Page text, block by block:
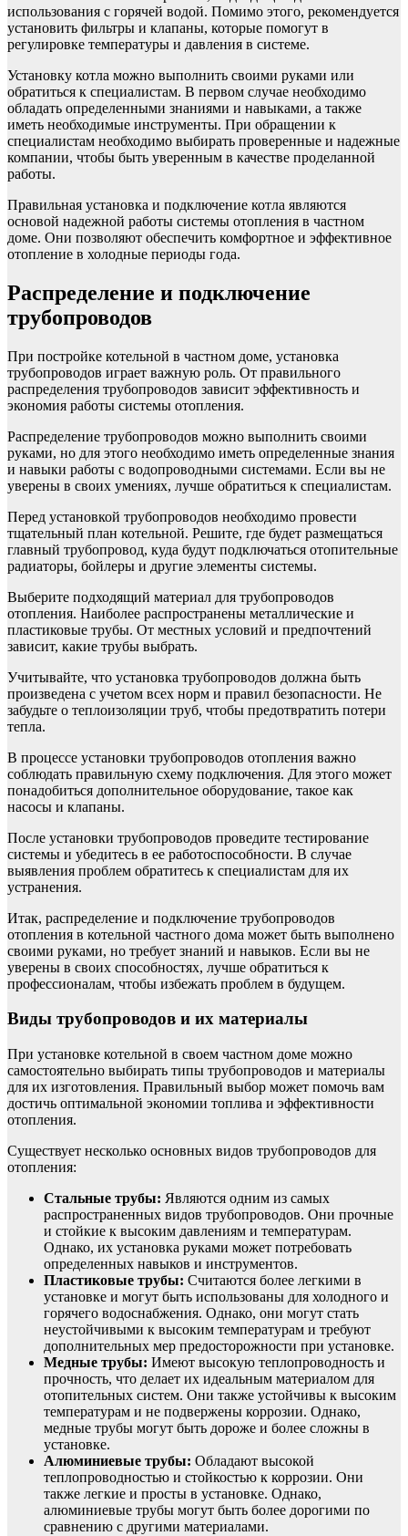
использования с горячей водой. Помимо этого, рекомендуется
установить фильтры и клапаны, которые помогут в
регулировке температуры и давления в системе.
Установку котла можно выполнить своими руками или
обратиться к специалистам. В первом случае необходимо
обладать определенными знаниями и навыками, а также
иметь необходимые инструменты. При обращении к
специалистам необходимо выбирать проверенные и надежные
компании, чтобы быть уверенным в качестве проделанной
работы.
Правильная установка и подключение котла являются
основой надежной работы системы отопления в частном
доме. Они позволяют обеспечить комфортное и эффективное
отопление в холодные периоды года.
Распределение и подключение
трубопроводов
При постройке котельной в частном доме, установка
трубопроводов играет важную роль. От правильного
распределения трубопроводов зависит эффективность и
экономия работы системы отопления.
Распределение трубопроводов можно выполнить своими
руками, но для этого необходимо иметь определенные знания
и навыки работы с водопроводными системами. Если вы не
уверены в своих умениях, лучше обратиться к специалистам.
Перед установкой трубопроводов необходимо провести
тщательный план котельной. Решите, где будет размещаться
главный трубопровод, куда будут подключаться отопительные
радиаторы, бойлеры и другие элементы системы.
Выберите подходящий материал для трубопроводов
отопления. Наиболее распространены металлические и
пластиковые трубы. От местных условий и предпочтений
зависит, какие трубы выбрать.
Учитывайте, что установка трубопроводов должна быть
произведена с учетом всех норм и правил безопасности. Не
забудьте о теплоизоляции труб, чтобы предотвратить потери
тепла.
В процессе установки трубопроводов отопления важно
соблюдать правильную схему подключения. Для этого может
понадобиться дополнительное оборудование, такое как
насосы и клапаны.
После установки трубопроводов проведите тестирование
системы и убедитесь в ее работоспособности. В случае
выявления проблем обратитесь к специалистам для их
устранения.
Итак, распределение и подключение трубопроводов
отопления в котельной частного дома может быть выполнено
своими руками, но требует знаний и навыков. Если вы не
уверены в своих способностях, лучше обратиться к
профессионалам, чтобы избежать проблем в будущем.
Виды трубопроводов и их материалы
При установке котельной в своем частном доме можно
самостоятельно выбирать типы трубопроводов и материалы
для их изготовления. Правильный выбор может помочь вам
достичь оптимальной экономии топлива и эффективности
отопления.
Существует несколько основных видов трубопроводов для
отопления:
Стальные трубы: Являются одним из самых
распространенных видов трубопроводов. Они прочные
и стойкие к высоким давлениям и температурам.
Однако, их установка руками может потребовать
определенных навыков и инструментов.
Пластиковые трубы: Считаются более легкими в
установке и могут быть использованы для холодного и
горячего водоснабжения. Однако, они могут стать
неустойчивыми к высоким температурам и требуют
дополнительных мер предосторожности при установке.
Медные трубы: Имеют высокую теплопроводность и
прочность, что делает их идеальным материалом для
отопительных систем. Они также устойчивы к высоким
температурам и не подвержены коррозии. Однако,
медные трубы могут быть дороже и более сложны в
установке.
Алюминиевые трубы: Обладают высокой
теплопроводностью и стойкостью к коррозии. Они
также легкие и просты в установке. Однако,
алюминиевые трубы могут быть более дорогими по
сравнению с другими материалами.